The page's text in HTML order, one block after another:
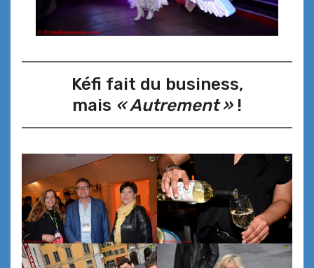
Kéfi fait du business,
mais « Autrement »!